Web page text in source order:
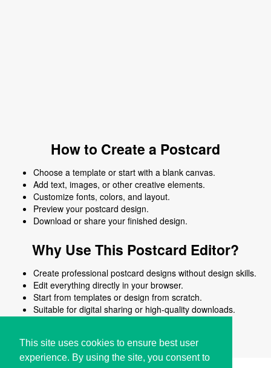
This site uses cookies to ensure best user
experience. By using the site, you consent to
How to Create a Postcard
Choose a template or start with a blank canvas.
Add text, images, or other creative elements.
Customize fonts, colors, and layout.
Preview your postcard design.
Download or share your finished design.
Why Use This Postcard Editor?
Create professional postcard designs without design skills.
Edit everything directly in your browser.
Start from templates or design from scratch.
Suitable for digital sharing or high-quality downloads.